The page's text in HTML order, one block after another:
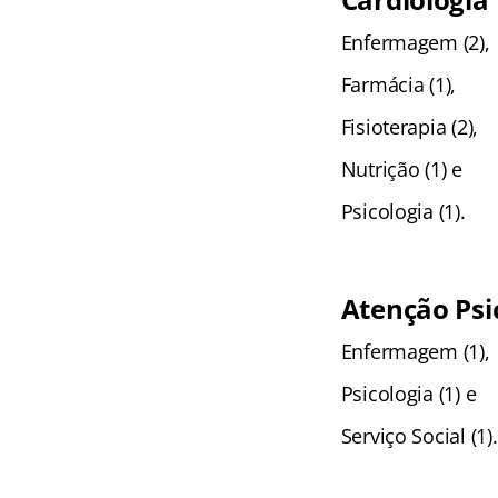
Enfermagem (2),
Farmácia (1),
Fisioterapia (2),
Nutrição (1) e
Psicologia (1).
Atenção
Enfermagem (1),
Psicologia (1) e
Serviço Social (1).